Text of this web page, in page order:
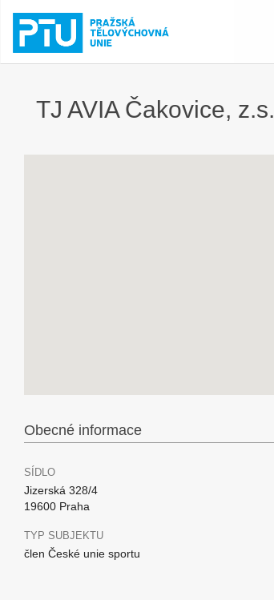
TJ AVIA Čakovice, z.s.
Obecné informace
SÍDLO
Jizerská 328/4
19600 Praha
TYP SUBJEKTU
člen České unie sportu